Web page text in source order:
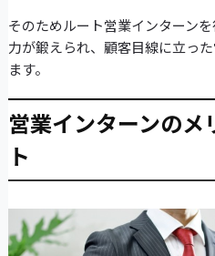
そのためルート営業インターン
力が鍛えられ、顧客目線に立っ
ます。
営業インターンのメ
ト